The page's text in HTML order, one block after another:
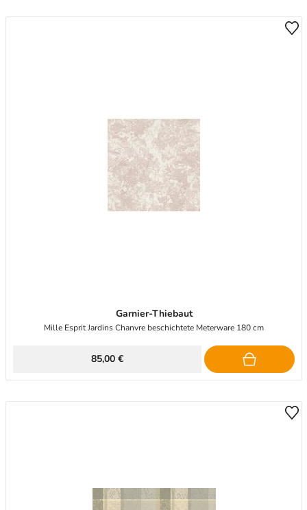
Garnier-Thiebaut
Mille Esprit Jardins Chanvre beschichtete Meterware 180 cm
85,00 €